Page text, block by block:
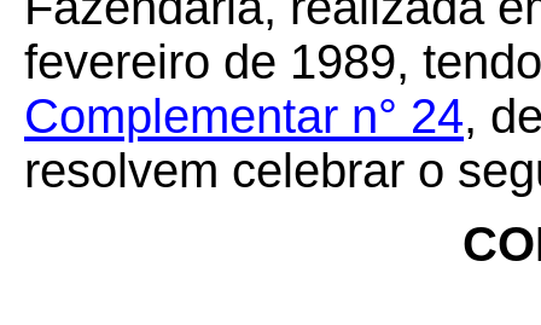
fevereiro de 1989,
Complementar n° 24,
resolvem celebrar o